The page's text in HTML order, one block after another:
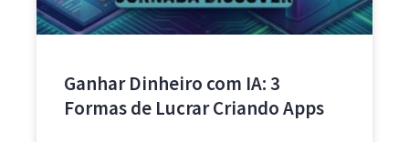
Ganhar Dinheiro com IA: 3
Formas de Lucrar Criando Apps